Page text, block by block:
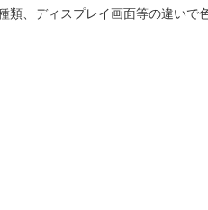
、ディスプレイ画面等の違いで